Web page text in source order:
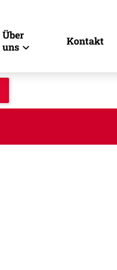
Über
uns
Kontakt